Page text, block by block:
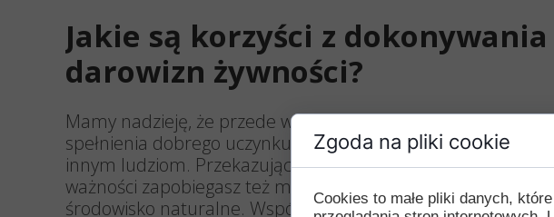
Jakie są korzyści z dokonywania
darowizn żywności?
Mamy nadzieję, że przede wszystkim jest to poczucie
spełnienia dobrego uczynku i zaspokojenie potrzeby pomocy
innym ludziom. Przekazując żywność z krótkim terminem
ważności zapobiegasz też marnowaniu żywności oraz dbasz o
środowisko naturalne. Współpraca z Bankami Żywności w
Zgoda na pliki cookie
Cookies to małe pliki danych,